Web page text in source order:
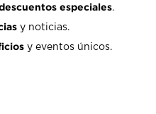
especiales.
y noticias.
y eventos únicos.